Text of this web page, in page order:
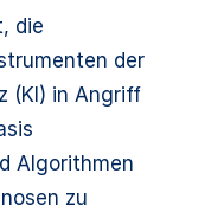
die
der
(KI) in Angriff
Algorithmen
zu